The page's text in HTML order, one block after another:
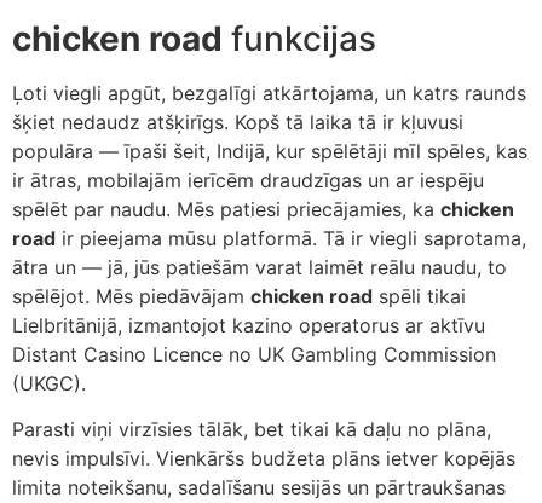
chicken road funkcijas
Ļoti viegli apgūt, bezgalīgi atkārtojama, un katrs raunds
šķiet nedaudz atšķirīgs. Kopš tā laika tā ir kļuvusi
populāra — īpaši šeit, Indijā, kur spēlētāji mīl spēles, kas
ir ātras, mobilajām ierīcēm draudzīgas un ar iespēju
spēlēt par naudu. Mēs patiesi priecājamies, ka chicken
road ir pieejama mūsu platformā. Tā ir viegli saprotama,
ātra un — jā, jūs patiešām varat laimēt reālu naudu, to
spēlējot. Mēs piedāvājam chicken road spēli tikai
Lielbritānijā, izmantojot kazino operatorus ar aktīvu
Distant Casino Licence no UK Gambling Commission
(UKGC).
Parasti viņi virzīsies tālāk, bet tikai kā daļu no plāna,
nevis impulsīvi. Vienkāršs budžeta plāns ietver kopējās
limita noteikšanu, sadalīšanu sesijās un pārtraukšanas